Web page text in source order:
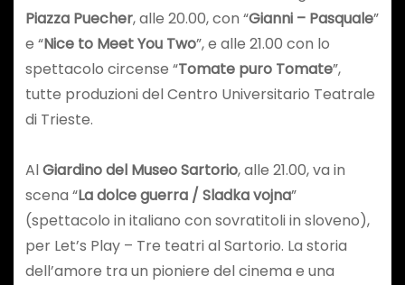
Piazza Puecher, alle 20.00, con “Gianni – Pasquale”
e “Nice to Meet You Two”, e alle 21.00 con lo
spettacolo circense “Tomate puro Tomate”,
tutte produzioni del Centro Universitario Teatrale
di Trieste.
AlGiardino del Museo Sartorio, alle 21.00, va in
scena “La dolce guerra / Sladka vojna”
(spettacolo in italiano con sovratitoli in sloveno),
per Let’s Play – Tre teatri al Sartorio. La storia
dell’amore tra un pioniere del cinema e una